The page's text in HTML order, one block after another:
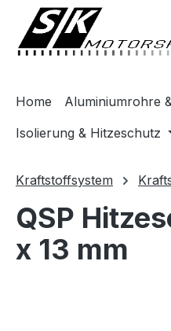
Zur
Home Aluminiumrohre
Isolierung & Hitzeschutz
Kraftstoffsystem
QSP
x 13 mm